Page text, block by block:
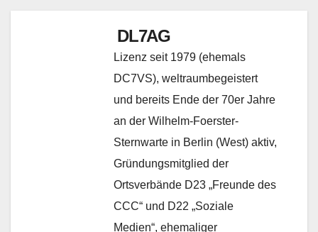
DL7AG
Lizenz seit 1979 (ehemals
DC7VS), weltraumbegeistert
und bereits Ende der 70er Jahre
an der Wilhelm-Foerster-
Sternwarte in Berlin (West) aktiv,
Gründungsmitglied der
Ortsverbände D23 „Freunde des
CCC“ und D22 „Soziale
Medien“, ehemaliger